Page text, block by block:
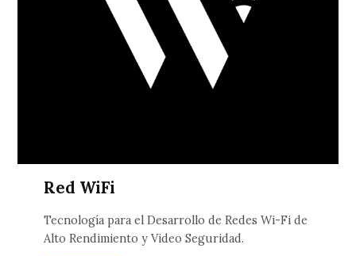
Red WiFi
Tecnología para el Desarrollo de Redes Wi-Fi de
Alto Rendimiento y Video Seguridad.